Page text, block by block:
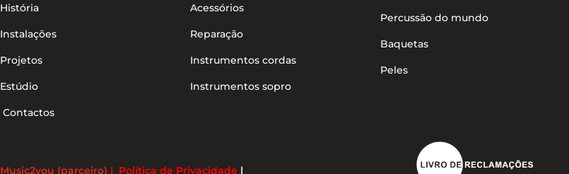
História
Instalações
Projetos
Estúdio
Contactos
Acessórios
Reparação
Instrumentos cordas
Instrumentos sopro
Percussão do mundo
Baquetas
Peles
Music2you (parceiro) | Política de Privacidade |